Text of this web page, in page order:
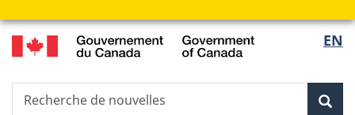
de
EN
Recherche
Recherche
de